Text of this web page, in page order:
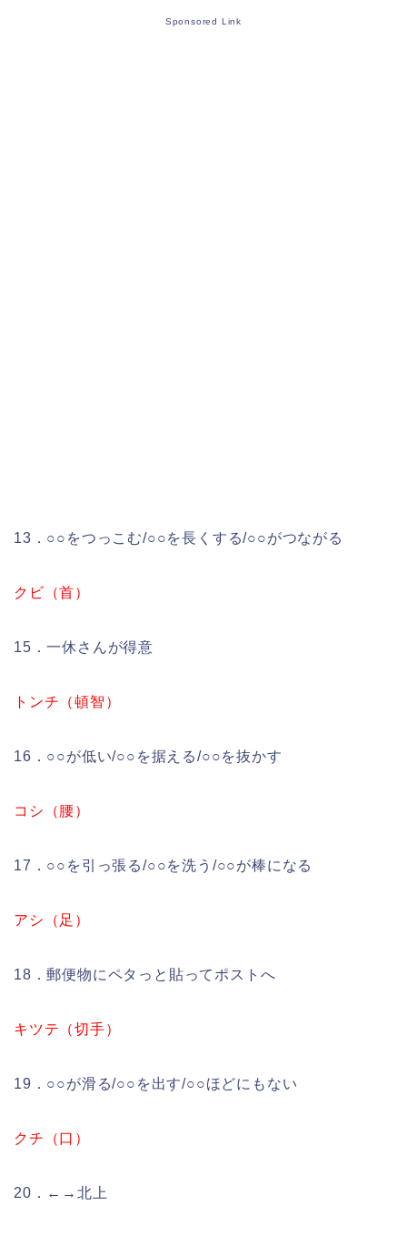
Sponsored Link
13．○○をつっこむ/○○を長くする/○○がつながる
クビ（首）
15．一休さんが得意
トンチ（頓智）
16．○○が低い/○○を据える/○○を抜かす
コシ（腰）
17．○○を引っ張る/○○を洗う/○○が棒になる
アシ（足）
18．郵便物にペタっと貼ってポストへ
キツテ（切手）
19．○○が滑る/○○を出す/○○ほどにもない
クチ（口）
20．←→北上